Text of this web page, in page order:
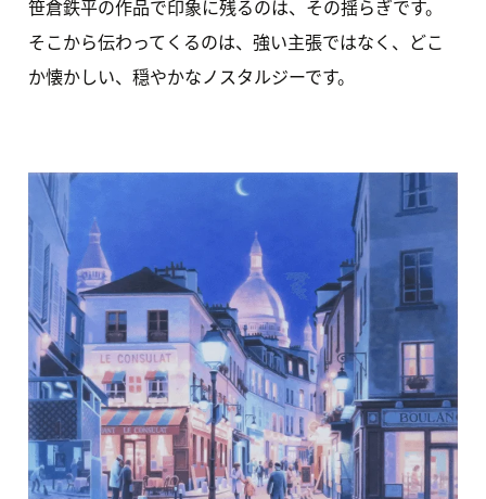
笹倉鉄平の作品で印象に残るのは、その揺らぎです。
そこから伝わってくるのは、強い主張ではなく、どこ
か懐かしい、穏やかなノスタルジーです。